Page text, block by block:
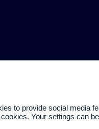
to provide social media
Your settings can